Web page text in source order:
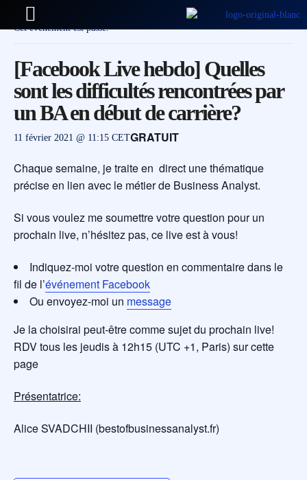
Cet évènement est passé.
[Facebook Live hebdo] Quelles
sont les difficultés rencontrées par
un BA en début de carrière?
11 février 2021 @ 11:15 CETGRATUIT
Chaque semaine, je traite en direct une thématique
précise en lien avec le métier de Business Analyst.
Si vous voulez me soumettre votre question pour un
prochain live, n’hésitez pas, ce live est à vous!
Indiquez-moi votre question en commentaire dans le
fil de l’événement Facebook
Ou envoyez-moi un message
Je la choisirai peut-être comme sujet du prochain live!
RDV tous les jeudis à 12h15 (UTC +1, Paris) sur cette
page
Présentatrice:
Alice SVADCHII (bestofbusinessanalyst.fr)